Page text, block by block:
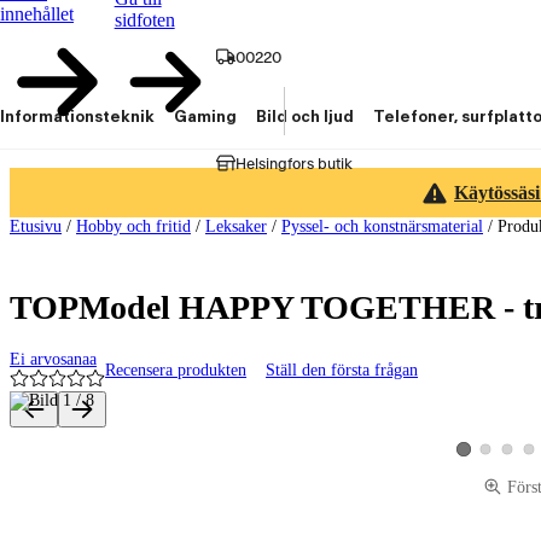
innehållet
sidfoten
00220
Helsingfors butik
Informationsteknik Gaming Bild och ljud Telefoner,
Etusivu / Hobby och fritid / Leksaker / Pyssel- och konstnärsmaterial /
TOPModel HAPPY TOGETHER -
Ei arvosanaa
Recensera produkten Ställ den första frågan
Produktbilder och videor
VisaVisa Visa